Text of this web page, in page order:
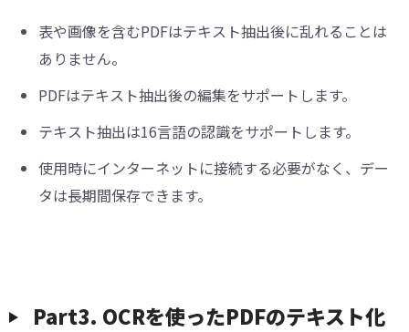
表や画像を含むPDFはテキスト抽出後に乱れることは
ありません。
PDFはテキスト抽出後の編集をサポートします。
テキスト抽出は16言語の認識をサポートします。
使用時にインターネットに接続する必要がなく、デー
タは長期間保存できます。
︎Part3. OCRを使ったPDFのテキスト化